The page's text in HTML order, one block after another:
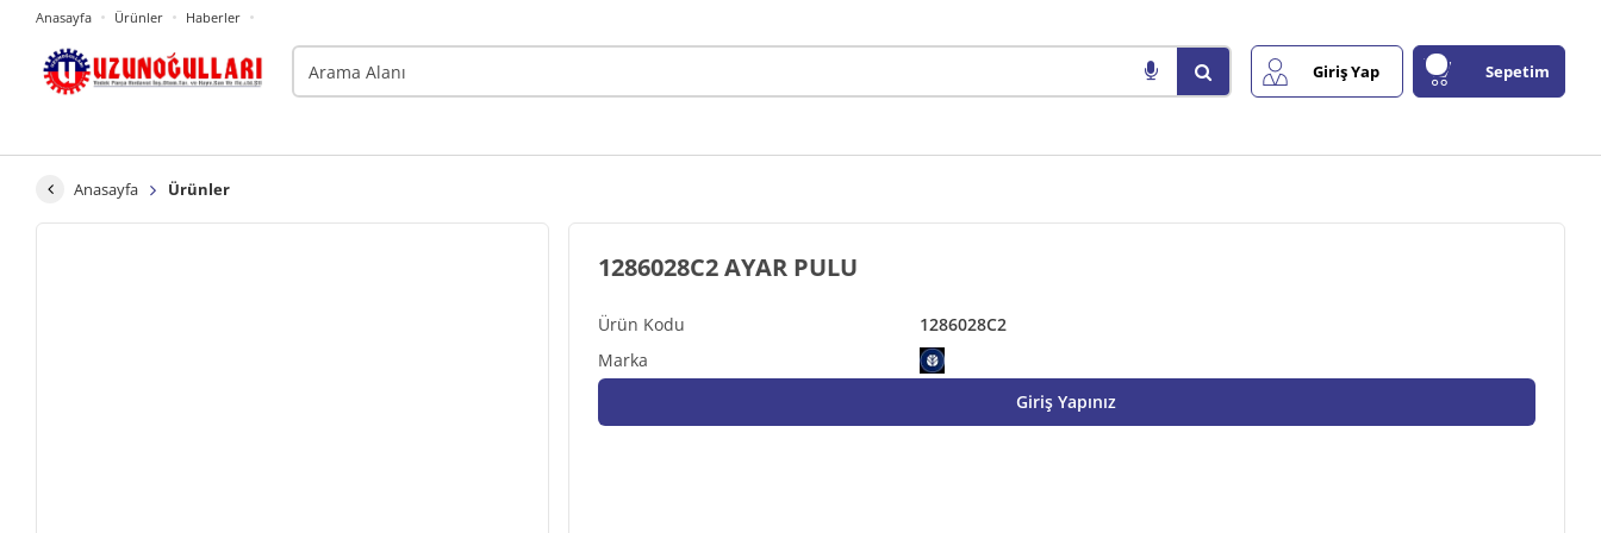
Anasayfa Ürünler Haberler
Giriş Yap Sepetim
Anasayfa Ürünler
1286028C2
1286028C2 AYAR PULU
Giriş Yapınız